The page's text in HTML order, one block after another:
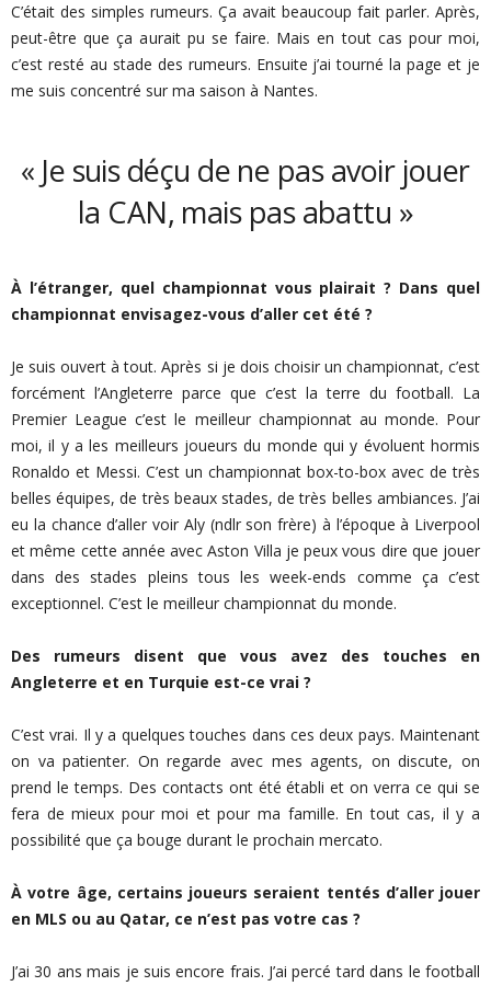
C’était des simples rumeurs. Ça avait beaucoup fait parler. Après,
peut-être que ça aurait pu se faire. Mais en tout cas pour moi,
c’est resté au stade des rumeurs. Ensuite j’ai tourné la page et je
me suis concentré sur ma saison à Nantes.
« Je suis déçu de ne pas avoir jouer
la CAN, mais pas abattu »
À l’étranger, quel championnat vous plairait ? Dans quel
championnat envisagez-vous d’aller cet été ?
Je suis ouvert à tout. Après si je dois choisir un championnat, c’est
forcément l’Angleterre parce que c’est la terre du football. La
Premier League c’est le meilleur championnat au monde. Pour
moi, il y a les meilleurs joueurs du monde qui y évoluent hormis
Ronaldo et Messi. C’est un championnat box-to-box avec de très
belles équipes, de très beaux stades, de très belles ambiances. J’ai
eu la chance d’aller voir Aly (ndlr son frère) à l’époque à Liverpool
et même cette année avec Aston Villa je peux vous dire que jouer
dans des stades pleins tous les week-ends comme ça c’est
exceptionnel. C’est le meilleur championnat du monde.
Des rumeurs disent que vous avez des touches en
Angleterre et en Turquie est-ce vrai ?
C’est vrai. Il y a quelques touches dans ces deux pays. Maintenant
on va patienter. On regarde avec mes agents, on discute, on
prend le temps. Des contacts ont été établi et on verra ce qui se
fera de mieux pour moi et pour ma famille. En tout cas, il y a
possibilité que ça bouge durant le prochain mercato.
À votre âge, certains joueurs seraient tentés d’aller jouer
en MLS ou au Qatar, ce n’est pas votre cas ?
J’ai 30 ans mais je suis encore frais. J’ai percé tard dans le football